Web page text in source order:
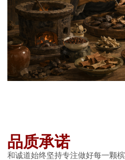
品质承诺
和诚道始终坚持专注做好每一颗